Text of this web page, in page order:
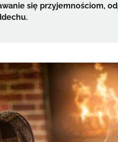
się przyjemnościom,